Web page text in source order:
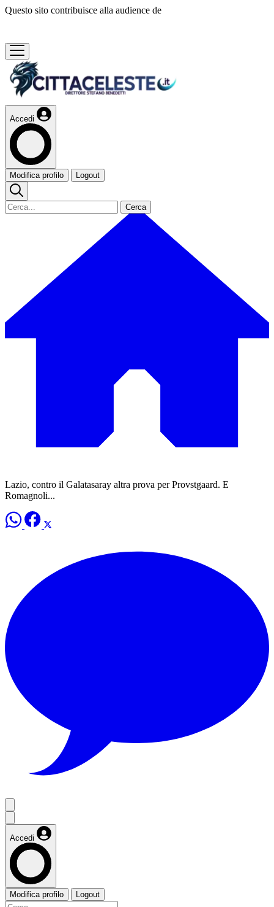
Questo sito contribuisce alla audience de
Accedi
Modifica profilo Logout
Cerca
Lazio, contro il Galatasaray altra prova per Provstgaard. E
Romagnoli...
Accedi
Modifica profilo Logout